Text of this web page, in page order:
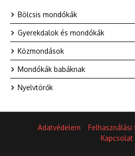
Bölcsis mondókák
Gyerekdalok és mondókák
Közmondások
Mondókák babáknak
Nyelvtörők
Adatvédelem
Kapcsolat